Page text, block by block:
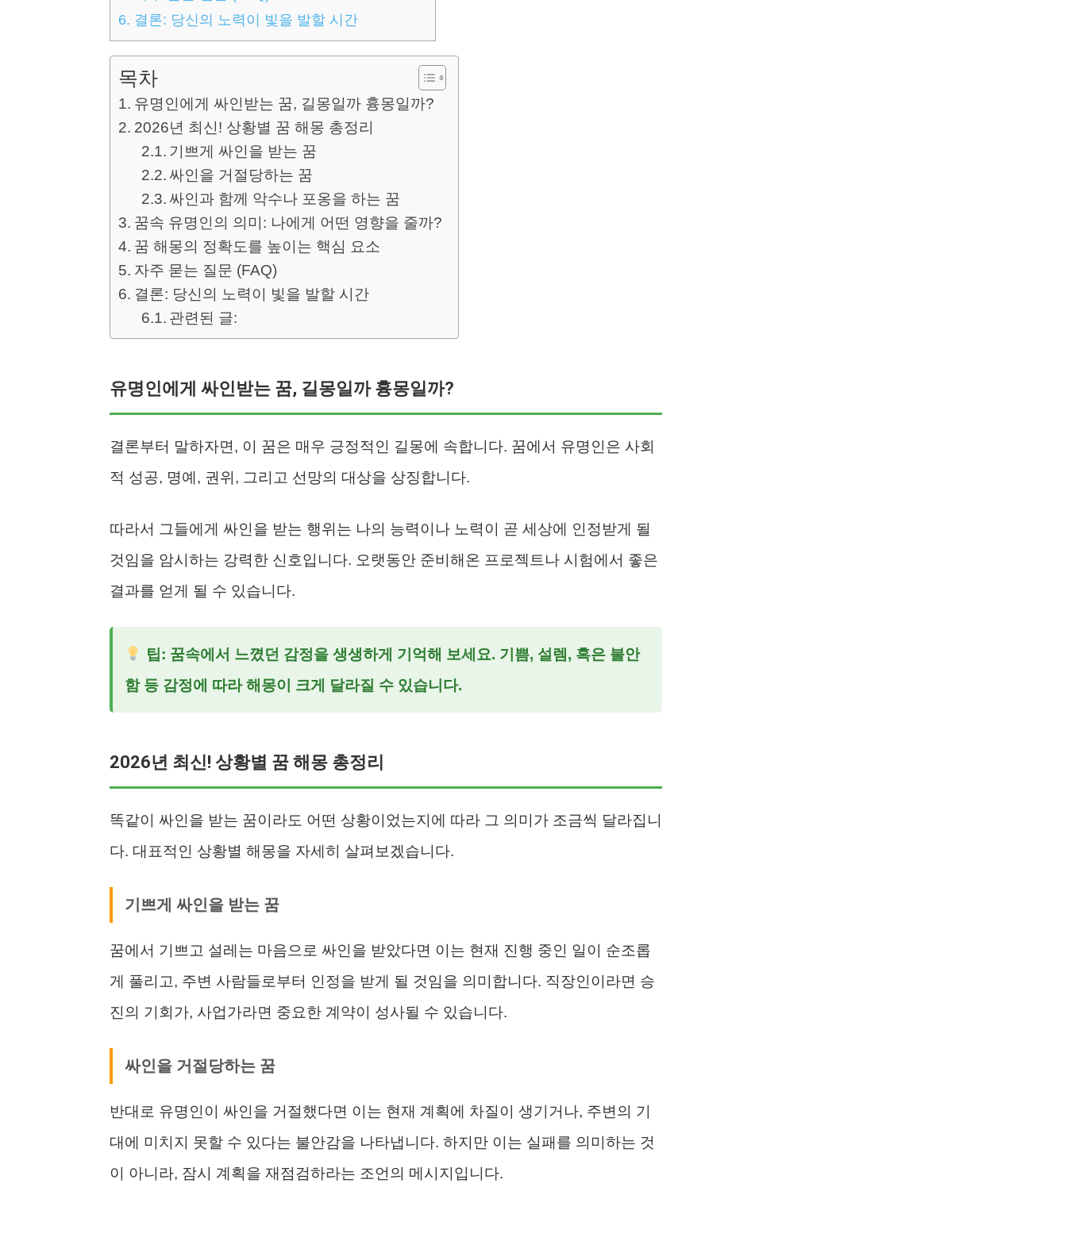
6. 결론: 당신의 노력이 빛을 발할 시간
목차
유명인에게 싸인받는 꿈, 길몽일까 흉몽일까?
2026년 최신! 상황별 꿈 해몽 총정리
기쁘게 싸인을 받는 꿈
싸인을 거절당하는 꿈
싸인과 함께 악수나 포옹을 하는 꿈
꿈속 유명인의 의미: 나에게 어떤 영향을 줄까?
꿈 해몽의 정확도를 높이는 핵심 요소
자주 묻는 질문 (FAQ)
결론: 당신의 노력이 빛을 발할 시간
관련된 글:
유명인에게 싸인받는 꿈, 길몽일까 흉몽일까?
결론부터 말하자면, 이 꿈은 매우 긍정적인 길몽에 속합니다. 꿈에서 유명인은 사회
적 성공, 명예, 권위, 그리고 선망의 대상을 상징합니다.
따라서 그들에게 싸인을 받는 행위는 나의 능력이나 노력이 곧 세상에 인정받게 될
것임을 암시하는 강력한 신호입니다. 오랫동안 준비해온 프로젝트나 시험에서 좋은
결과를 얻게 될 수 있습니다.
팁: 꿈속에서 느꼈던 감정을 생생하게 기억해 보세요. 기쁨, 설렘, 혹은 불안
함 등 감정에 따라 해몽이 크게 달라질 수 있습니다.
2026년 최신! 상황별 꿈 해몽 총정리
똑같이 싸인을 받는 꿈이라도 어떤 상황이었는지에 따라 그 의미가 조금씩 달라집니
다. 대표적인 상황별 해몽을 자세히 살펴보겠습니다.
기쁘게 싸인을 받는 꿈
꿈에서 기쁘고 설레는 마음으로 싸인을 받았다면 이는 현재 진행 중인 일이 순조롭
게 풀리고, 주변 사람들로부터 인정을 받게 될 것임을 의미합니다. 직장인이라면 승
진의 기회가, 사업가라면 중요한 계약이 성사될 수 있습니다.
싸인을 거절당하는 꿈
반대로 유명인이 싸인을 거절했다면 이는 현재 계획에 차질이 생기거나, 주변의 기
대에 미치지 못할 수 있다는 불안감을 나타냅니다. 하지만 이는 실패를 의미하는 것
이 아니라, 잠시 계획을 재점검하라는 조언의 메시지입니다.